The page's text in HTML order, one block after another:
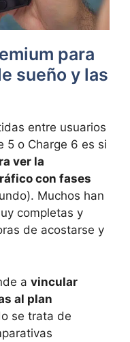
para
sueño y las
entre usuarios
5 o Charge 6 es si
ver la
con fases
Muchos han
completas y
de acostarse y
a vincular
al plan
se trata de